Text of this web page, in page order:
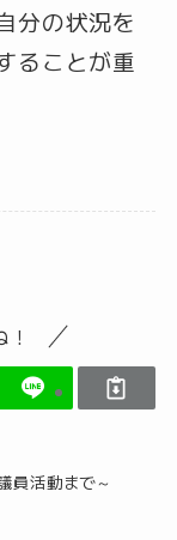
分の状況を
ることが重
員活動まで～